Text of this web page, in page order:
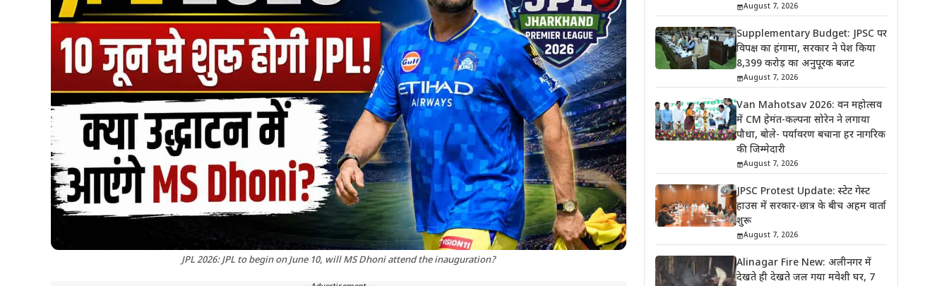
JPL 2026: JPL to begin on June 10, will MS Dhoni attend the inauguration?
August 7, 2026
Supplementary Budget: JPSC पर
विपक्ष का हंगामा, सरकार ने पेश किया
8,399 करोड़ का अनुपूरक बजट
August 7, 2026
Van Mahotsav 2026: वन महोत्सव
में CM हेमंत-कल्पना सोरेन ने लगाया
पौधा, बोले- पर्यावरण बचाना हर नागरिक
की जिम्मेदारी
August 7, 2026
JPSC Protest Update: स्टेट गेस्ट
हाउस में सरकार-छात्र के बीच अहम वार्ता
शुरू
August 7, 2026
Alinagar Fire New: अलीनगर में
देखते ही देखते जल गया मवेशी घर, 7